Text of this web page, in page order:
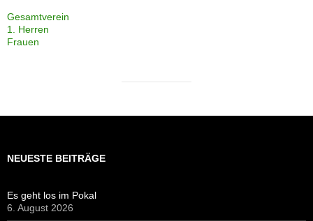
Gesamtverein
1. Herren
Frauen
NEUESTE BEITRÄGE
Es geht los im Pokal
6. August 2026